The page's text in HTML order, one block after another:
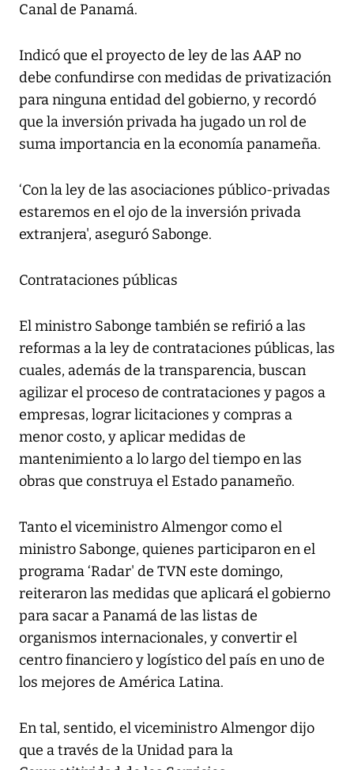
Canal de Panamá.
Indicó que el proyecto de ley de las AAP no
debe confundirse con medidas de privatización
para ninguna entidad del gobierno, y recordó
que la inversión privada ha jugado un rol de
suma importancia en la economía panameña.
‘Con la ley de las asociaciones público-privadas
estaremos en el ojo de la inversión privada
extranjera', aseguró Sabonge.
Contrataciones públicas
El ministro Sabonge también se refirió a las
reformas a la ley de contrataciones públicas, las
cuales, además de la transparencia, buscan
agilizar el proceso de contrataciones y pagos a
empresas, lograr licitaciones y compras a
menor costo, y aplicar medidas de
mantenimiento a lo largo del tiempo en las
obras que construya el Estado panameño.
Tanto el viceministro Almengor como el
ministro Sabonge, quienes participaron en el
programa ‘Radar' de TVN este domingo,
reiteraron las medidas que aplicará el gobierno
para sacar a Panamá de las listas de
organismos internacionales, y convertir el
centro financiero y logístico del país en uno de
los mejores de América Latina.
En tal, sentido, el viceministro Almengor dijo
que a través de la Unidad para la